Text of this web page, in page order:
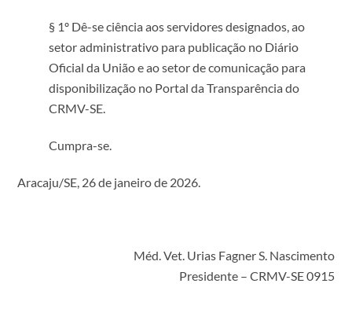
§ 1º Dê-se ciência aos servidores designados, ao
setor administrativo para publicação no Diário
Oficial da União e ao setor de comunicação para
disponibilização no Portal da Transparência do
CRMV-SE.
Cumpra-se.
Aracaju/SE, 26 de janeiro de 2026.
Méd. Vet. Urias Fagner S. Nascimento
Presidente – CRMV-SE 0915